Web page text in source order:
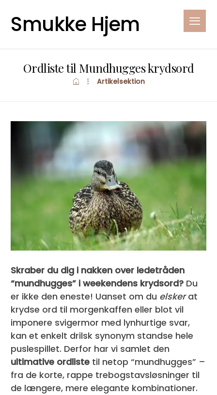
Smukke Hjem
Ordliste til Mundhugges krydsord
Artikelsektion
Skraber du dig i nakken over ledetråden
“mundhugges” i weekendens krydsord? Du
er ikke den eneste! Uanset om du elskerat
krydse ord til morgenkaffen eller blot vil
imponere svigermor med lynhurtige svar,
kan et enkelt drilsk synonym standse hele
puslespillet. Derfor har vi samlet den
ultimative ordliste til netop “mundhugges” –
fra de korte, rappe trebogstavsløsninger til
de længere, mere elegante kombinationer.